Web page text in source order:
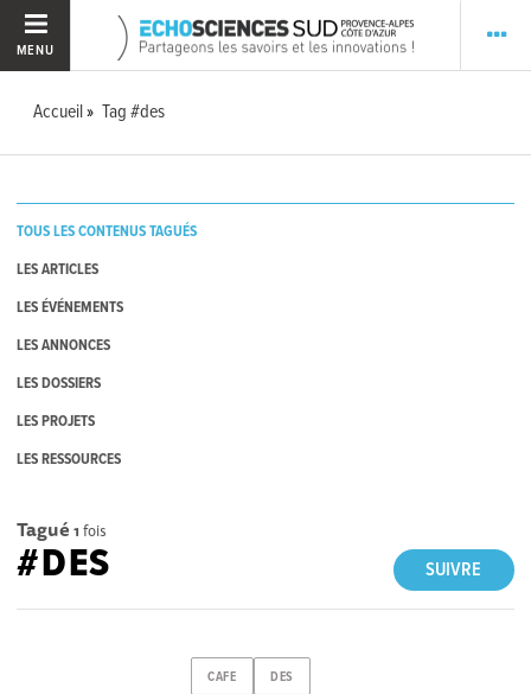
MENU
Accueil Tag #des
TOUS LES CONTENUS TAGUÉS
LES ARTICLES
LES ÉVÉNEMENTS
LES ANNONCES
LES DOSSIERS
LES PROJETS
LES RESSOURCES
Tagué 1 fois
SUIVRE
#DES
CAFE DES